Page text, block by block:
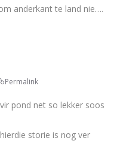
anderkant te land nie….
Permalink
pond net so lekker soos
storie is nog ver